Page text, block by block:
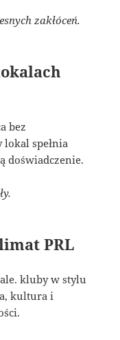
zakłóceń.
bez
spełnia
doświadczenie.
PRL
kluby w stylu
kultura i